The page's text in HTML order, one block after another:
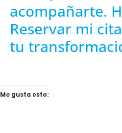
acompañarte.
Reservar mi
tu
Me gusta esto: